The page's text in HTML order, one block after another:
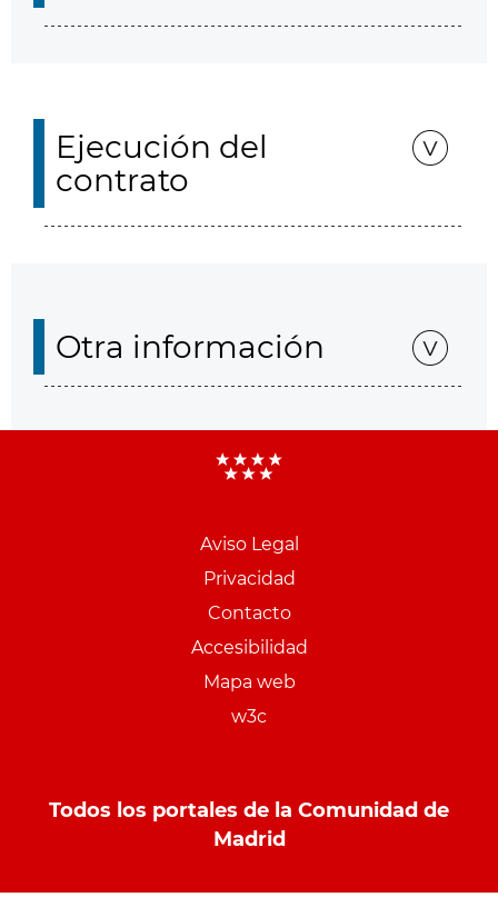
Ejecución del
contrato
Otra información
Aviso Legal
Privacidad
Contacto
Accesibilidad
Mapa web
w3c
Todos los portales de la Comunidad de
Madrid